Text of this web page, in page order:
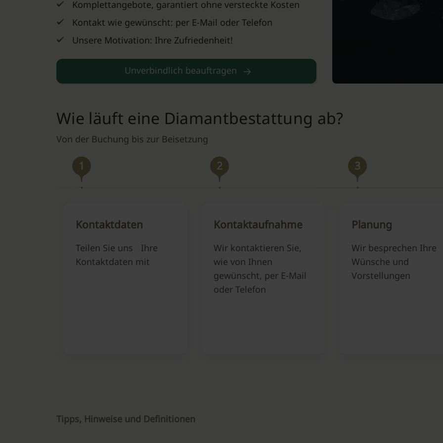
Komplettangebote, garantiert ohne versteckte Kosten
Kontakt wie gewünscht: per E-Mail oder Telefon
Unsere Motivation: Ihre Zufriedenheit!
Unverbindlich beauftragen
Wie läuft eine Diamantbestattung ab?
Von der Buchung bis zur Beisetzung
1
Kontaktdaten
Teilen Sie uns Ihre
Kontaktdaten mit
2
Kontaktaufnahme
Wir kontaktieren Sie,
wie von Ihnen
gewünscht, per E-Mail
oder Telefon
3
Planung
Wir besprechen Ihre
Wünsche und
Vorstellungen
Tipps, Hinweise und Definitionen